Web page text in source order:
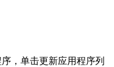
，单击更新应用程序列